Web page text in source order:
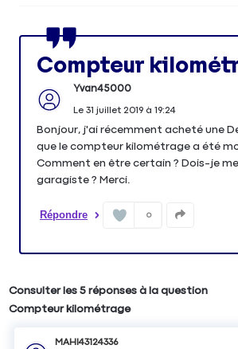
Compteur
Yvan45000
Le 31 juillet 2019à 19:24
Bonjour, j'ai récemment acheté une
que le compteur kilométrage a été
Comment en être certain ? Dois-je
garagiste ? Merci.
Répondre 0
Consulter les 5 réponses à la question
Compteur kilométrage
MAHI43124336